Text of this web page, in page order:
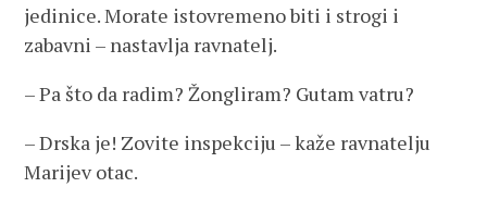
jedinice. Morate istovremeno biti i strogi i
zabavni – nastavlja ravnatelj.
– Pa što da radim? Žongliram? Gutam vatru?
– Drska je! Zovite inspekciju – kaže ravnatelju
Marijev otac.